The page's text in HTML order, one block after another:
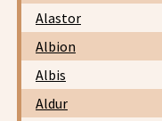
Alastor
Albion
Albis
Aldur